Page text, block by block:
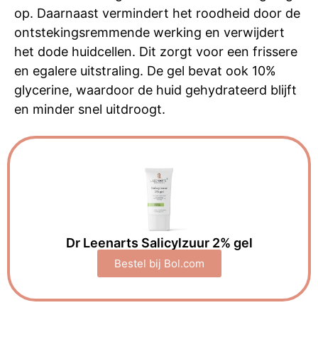
op. Daarnaast vermindert het roodheid door de
ontstekingsremmende werking en verwijdert
het dode huidcellen. Dit zorgt voor een frissere
en egalere uitstraling. De gel bevat ook 10%
glycerine, waardoor de huid gehydrateerd blijft
en minder snel uitdroogt.
Dr Leenarts Salicylzuur 2% gel
Bestel bij Bol.com